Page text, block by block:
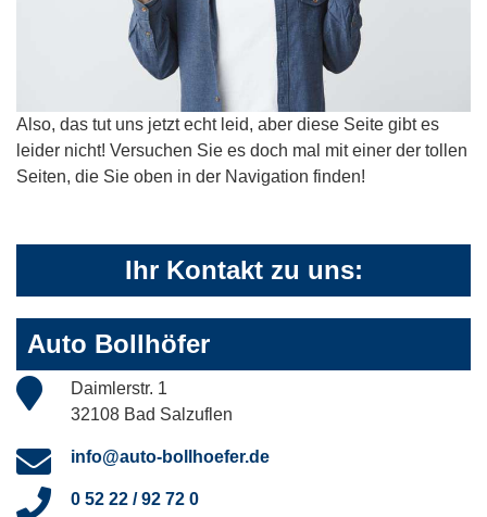
Also, das tut uns jetzt echt leid, aber diese Seite gibt es
leider nicht! Versuchen Sie es doch mal mit einer der tollen
Seiten, die Sie oben in der Navigation finden!
Ihr Kontakt zu uns:
Auto Bollhöfer
Daimlerstr. 1
32108 Bad Salzuflen
info@auto-bollhoefer.de
0 52 22 / 92 72 0